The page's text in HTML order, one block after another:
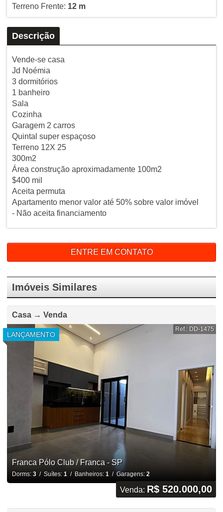
Terreno Frente: 12 m
Descrição
Vende-se casa
Jd Noémia
3 dormitórios
1 banheiro
Sala
Cozinha
Garagem 2 carros
Quintal super espaçoso
Terreno 12X 25
300m2
Área construção aproximadamente 100m2
$400 mil
Aceita permuta
Apartamento menor valor até 50% sobre valor imóvel
- Não aceita financiamento
ENTRE EM CONTATO
Imóveis Similares
Casa → Venda
LANÇAMENTO
Ref.: DD-1475
Franca Pólo Club / Franca - SP
Dorms: 3/ Suítes: 1/ Banheiros: 1/ Garagens: 2
Venda: R$ 520.000,00